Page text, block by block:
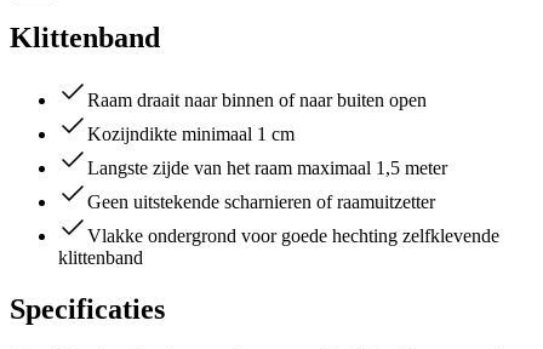
Klittenband
Raam draait naar binnen of naar buiten open
Kozijndikte minimaal 1 cm
Langste zijde van het raam maximaal 1,5 meter
Geen uitstekende scharnieren of raamuitzetter
Vlakke ondergrond voor goede hechting zelfklevende
klittenband
Specificaties